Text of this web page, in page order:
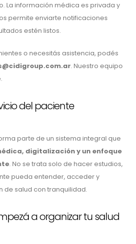
La información médica es privada y
permite enviarte notificaciones
estén listos.
o necesitás asistencia, podés
. Nuestro equipo
del paciente
parte de un sistema integral que
digitalización y un enfoque
. No se trata solo de hacer estudios,
pueda entender, acceder y
de salud con tranquilidad.
a organizar tu salud